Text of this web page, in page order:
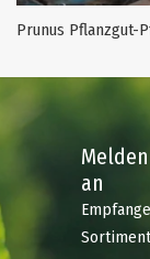
Prunus Pflanzgut-
an